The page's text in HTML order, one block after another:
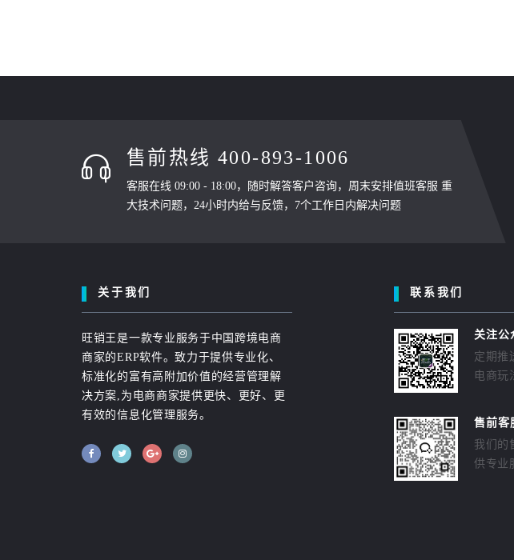
售前热线 400-893-1006
客服在线 09:00 - 18:00，随时解答客户咨询，周末安排值班客服 重
大技术问题，24小时内给与反馈，7个工作日内解决问题
关于我们
旺销王是一款专业服务于中国跨境电商
商家的ERP软件。致力于提供专业化、
标准化的富有高附加价值的经营管理解
决方案,为电商商家提供更快、更好、更
有效的信息化管理服务。
联系我们
关注公
定期推
电商玩
售前客
我们的
供专业